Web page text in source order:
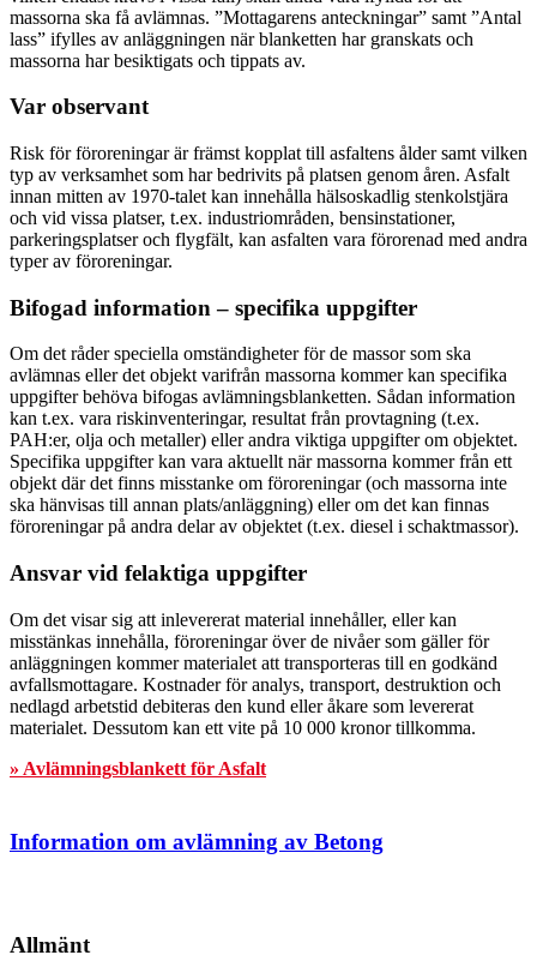
massorna ska få avlämnas. ”Mottagarens anteckningar” samt ”Antal
lass” ifylles av anläggningen när blanketten har granskats och
massorna har besiktigats och tippats av.
Var observant
Risk för föroreningar är främst kopplat till asfaltens ålder samt vilken
typ av verksamhet som har bedrivits på platsen genom åren. Asfalt
innan mitten av 1970-talet kan innehålla hälsoskadlig stenkolstjära
och vid vissa platser, t.ex. industriområden, bensinstationer,
parkeringsplatser och flygfält, kan asfalten vara förorenad med andra
typer av föroreningar.
Bifogad information – specifika uppgifter
Om det råder speciella omständigheter för de massor som ska
avlämnas eller det objekt varifrån massorna kommer kan specifika
uppgifter behöva bifogas avlämningsblanketten. Sådan information
kan t.ex. vara riskinventeringar, resultat från provtagning (t.ex.
PAH:er, olja och metaller) eller andra viktiga uppgifter om objektet.
Specifika uppgifter kan vara aktuellt när massorna kommer från ett
objekt där det finns misstanke om föroreningar (och massorna inte
ska hänvisas till annan plats/anläggning) eller om det kan finnas
föroreningar på andra delar av objektet (t.ex. diesel i schaktmassor).
Ansvar vid felaktiga uppgifter
Om det visar sig att inlevererat material innehåller, eller kan
misstänkas innehålla, föroreningar över de nivåer som gäller för
anläggningen kommer materialet att transporteras till en godkänd
avfallsmottagare. Kostnader för analys, transport, destruktion och
nedlagd arbetstid debiteras den kund eller åkare som levererat
materialet. Dessutom kan ett vite på 10 000 kronor tillkomma.
» Avlämningsblankett för Asfalt
Information om avlämning av Betong
Allmänt